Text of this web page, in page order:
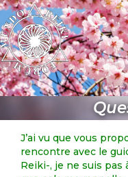
J’ai vu que vous
rencontre avec le
Reiki-, je ne suis pas